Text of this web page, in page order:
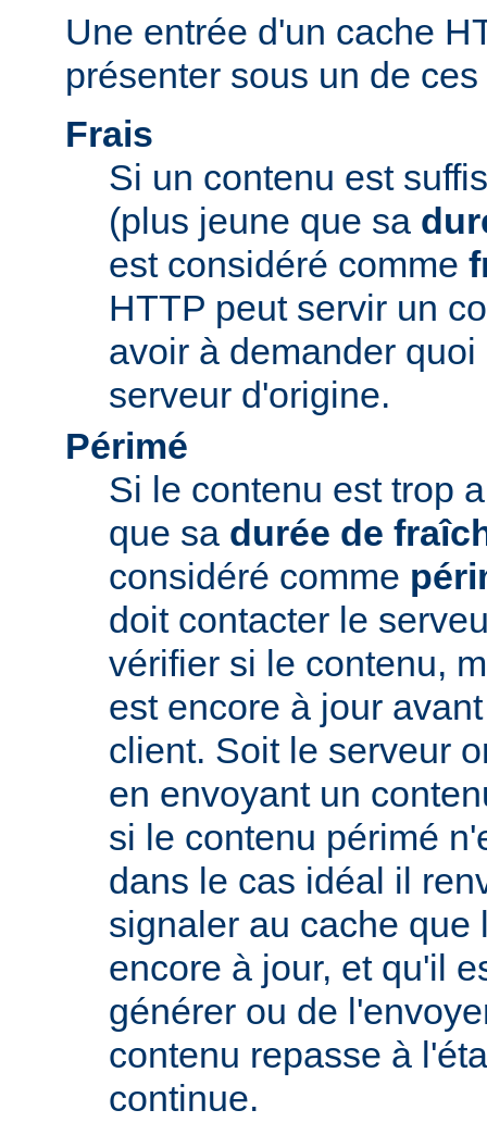
Une entrée d'un cache
présenter sous un de
Frais
Si un contenu est
(plus jeune que sa
est considéré comme
HTTP peut servir un
avoir à demander
serveur d'origine.
Périmé
Si le contenu est trop
que sa durée de
considéré comme
doit contacter le
vérifier si le contenu,
est encore à jour
client. Soit le serveur
en envoyant un
si le contenu périmé
dans le cas idéal il
signaler au cache que
encore à jour, et qu'il
générer ou de
contenu repasse à
continue.